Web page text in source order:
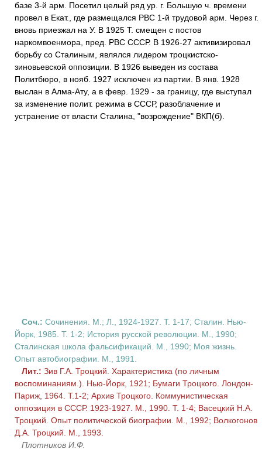
базе 3-й арм. Посетил целый ряд ур. г. Большую ч. времени
провел в Екат., где размещался РВС 1-й трудовой арм. Через г.
вновь приезжал на У. В 1925 Т. смещен с постов
наркомвоенмора, пред. РВС СССР. В 1926-27 активизировал
борьбу со Сталиным, являлся лидером троцкистско-
зиновьевской оппозиции. В 1926 выведен из состава
Политбюро, в нояб. 1927 исключен из партии. В янв. 1928
выслан в Алма-Ату, а в февр. 1929 - за границу, где выступал
за изменение полит. режима в СССР, разоблачение и
устранение от власти Сталина, "возрождение" ВКП(б).
Соч.: Сочинения. М.; Л., 1924-1927. Т. 1-17; Сталин. Нью-
Йорк, 1985. Т. 1-2; История русской революции. М., 1990;
Сталинская школа фальсификаций. М., 1990; Моя жизнь.
Опыт автобиографии. М., 1991.
Лит.: Зив Г.А. Троцкий. Характеристика (по личным
воспоминаниям.). Нью-Йорк, 1921; Бумаги Троцкого. Лондон-
Париж, 1964. Т.1-2; Архив Троцкого. Коммунистическая
оппозиция в СССР. 1923-1927. М., 1990. Т. 1-4; Васецкий Н.А.
Троцкий. Опыт политической биографии. М., 1992; Волкогонов
Д.А. Троцкий. М., 1993.
Плотников И.Ф.